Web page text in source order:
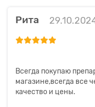
Рита
Всегда покупаю
магазине,всегда все
качество и цены.